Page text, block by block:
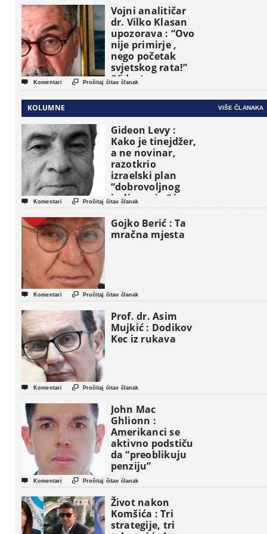
Vojni analitičar
dr. Vilko Klasan
upozorava : “Ovo
nije primirje ,
nego početak
svjetskog rata!”
(Video)
 Komentari  Pročitaj čitav članak
KOLUMNE VIŠE ČLANAKA
Gideon Levy :
Kako je tinejdžer,
a ne novinar,
razotkrio
izraelski plan
“dobrovoljnog
iseljavanja ” iz
Gaze
 Komentari  Pročitaj čitav članak
Gojko Berić : Ta
mračna mjesta
 Komentari  Pročitaj čitav članak
Prof. dr. Asim
Mujkić : Dodikov
Kec iz rukava
 Komentari  Pročitaj čitav članak
John Mac
Ghlionn :
Amerikanci se
aktivno podstiču
da “preoblikuju
penziju”
 Komentari  Pročitaj čitav članak
Život nakon
Komšića : Tri
strategije, tri